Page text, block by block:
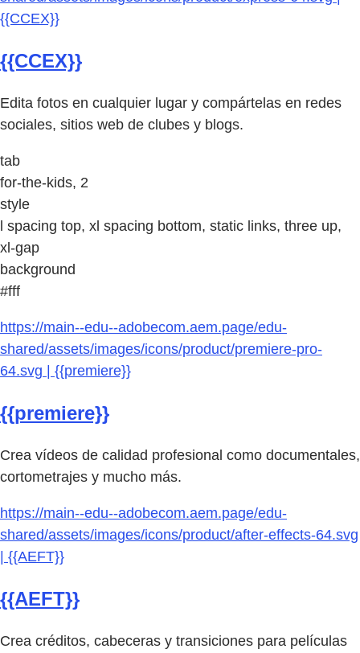
{{CCEX}}
{{CCEX}}
Edita fotos en cualquier lugar y compártelas en redes
sociales, sitios web de clubes y blogs.
tab
for-the-kids, 2
style
l spacing top, xl spacing bottom, static links, three up,
xl-gap
background
#fff
https://main--edu--adobecom.aem.page/edu-
shared/assets/images/icons/product/premiere-pro-
64.svg | {{premiere}}
{{premiere}}
Crea vídeos de calidad profesional como documentales,
cortometrajes y mucho más.
https://main--edu--adobecom.aem.page/edu-
shared/assets/images/icons/product/after-effects-64.svg
| {{AEFT}}
{{AEFT}}
Crea créditos, cabeceras y transiciones para películas